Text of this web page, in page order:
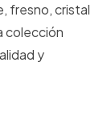
fresno, cristal
colección
y